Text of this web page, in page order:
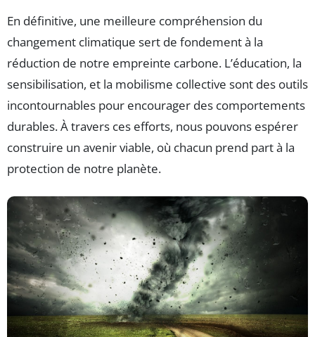
En définitive, une meilleure compréhension du
changement climatique sert de fondement à la
réduction de notre empreinte carbone. L’éducation, la
sensibilisation, et la mobilisme collective sont des outils
incontournables pour encourager des comportements
durables. À travers ces efforts, nous pouvons espérer
construire un avenir viable, où chacun prend part à la
protection de notre planète.